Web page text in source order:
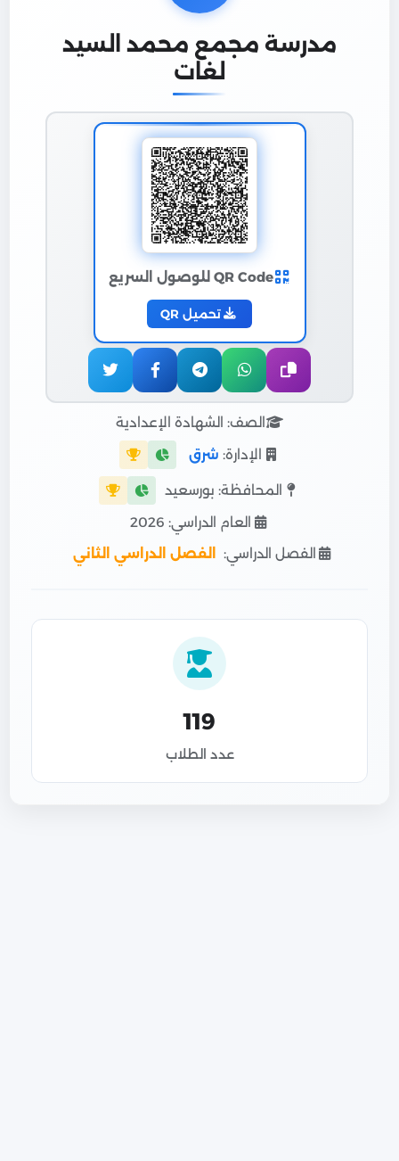
مدرسة مجمع محمد السيد
لغات
QR Code للوصول السريع
تحميل QR
الصف: الشهادة الإعدادية
الإدارة: شرق
المحافظة: بورسعيد
العام الدراسي: 2026
الفصل الدراسي:
الفصل الدراسي الثاني
119
عدد الطلاب